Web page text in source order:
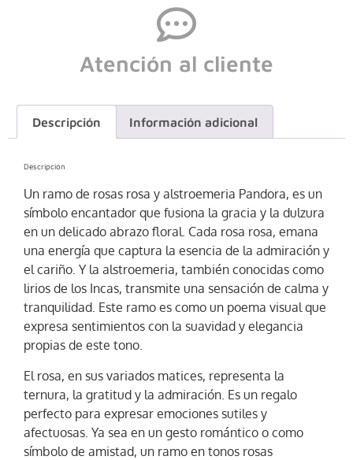
Atención al cliente
Descripción Información adicional
Descripción
Un ramo de rosas rosa y alstroemeria Pandora, es un
símbolo encantador que fusiona la gracia y la dulzura
en un delicado abrazo floral. Cada rosa rosa, emana
una energía que captura la esencia de la admiración y
el cariño. Y la alstroemeria, también conocidas como
lirios de los Incas, transmite una sensación de calma y
tranquilidad. Este ramo es como un poema visual que
expresa sentimientos con la suavidad y elegancia
propias de este tono.
El rosa, en sus variados matices, representa la
ternura, la gratitud y la admiración. Es un regalo
perfecto para expresar emociones sutiles y
afectuosas. Ya sea en un gesto romántico o como
símbolo de amistad, un ramo en tonos rosas